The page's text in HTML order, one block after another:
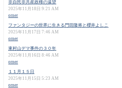
非自民非共産政権の遠望
2025年11月18日 9:21 AM
orner
ファンタジーの世界に生きる門田隆将と櫻井よしこ
2025年11月17日 7:46 AM
orner
東村山デマ事件の３０年
2025年11月16日 8:46 AM
orner
１１月１５日
2025年11月15日 5:23 AM
orner